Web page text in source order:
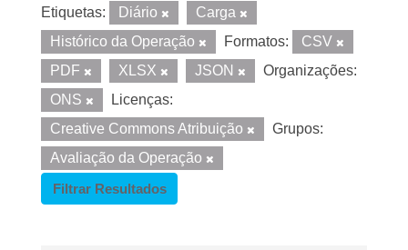
Etiquetas: Diário
Carga
Histórico da Operação
Formatos:
CSV
PDF
XLSX JSON
Organizações:
ONS
Licenças:
Creative Commons Atribuição
Grupos:
Avaliação da Operação
Filtrar Resultados